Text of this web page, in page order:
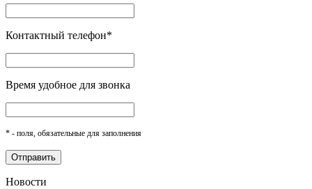
Контактный телефон*
Время удобное для звонка
* - поля, обязательные для заполнения
Новости